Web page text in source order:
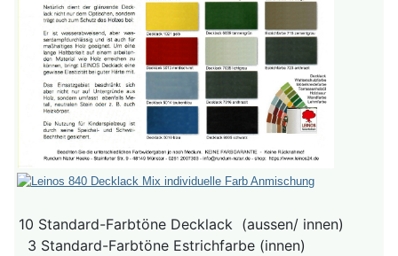
10 Standard-Farbtöne Decklack (aussen/ innen)
3 Standard-Farbtöne Estrichfarbe (innen)